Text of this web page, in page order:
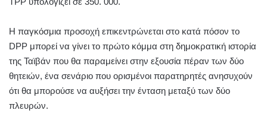
Η παγκόσμια προσοχή επικεντρώνεται στο κατά πόσον το
DPP μπορεί να γίνει το πρώτο κόμμα στη δημοκρατική ιστορία
της Ταϊβάν που θα παραμείνει στην εξουσία πέραν των δύο
θητειών, ένα σενάριο που ορισμένοι παρατηρητές ανησυχούν
ότι θα μπορούσε να αυξήσει την ένταση μεταξύ των δύο
πλευρών.